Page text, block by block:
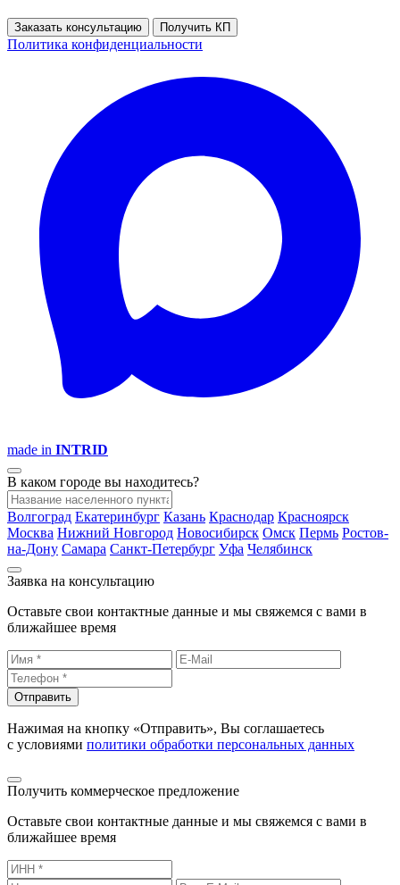
Заказать консультацию Получить КП
Политика конфиденциальности
made in INTRID
В каком городе вы находитесь?
Волгоград Екатеринбург Казань Краснодар Красноярск
Москва Нижний Новгород Новосибирск Омск Пермь Ростов-
на-Дону Самара Санкт-Петербург Уфа Челябинск
Заявка на консультацию
Оставьте свои контактные данные и мы свяжемся с вами в
ближайшее время
Отправить
Нажимая на кнопку «Отправить», Вы соглашаетесь
с условиями политики обработки персональных данных
Получить коммерческое предложение
Оставьте свои контактные данные и мы свяжемся с вами в
ближайшее время